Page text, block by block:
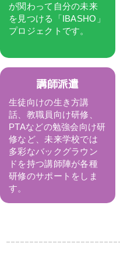
が関わって自分の未来
を見つける「IBASHO」
プロジェクトです。
講師派遣
生徒向けの生き方講
話、教職員向け研修、
PTAなどの勉強会向け研
修など、未来学校では
多彩なバックグラウン
ドを持つ講師陣が各種
研修のサポートをしま
す。